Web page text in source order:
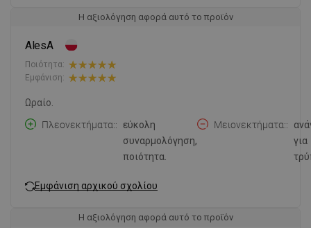
Η αξιολόγηση αφορά αυτό το προϊόν
AlesA
Ποιότητα:
Εμφάνιση:
Ωραίο.
Πλεονεκτήματα:
εύκολη
συναρμολόγηση,
ποιότητα.
Μειονεκτήματα:
για
Εμφάνιση αρχικού σχολίου
Η αξιολόγηση αφορά αυτό το προϊόν